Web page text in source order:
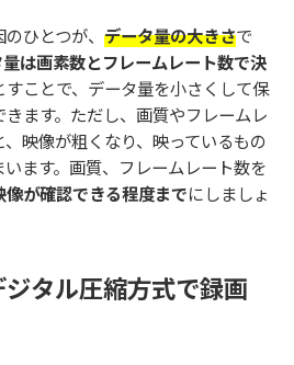
ひとつが、 データ量の大きさで
は画素数とフレームレート数で決
ことで、データ量を小さくして保
ます。ただし、画質やフレームレ
映像が粗くなり、映っているもの
ます。画質、フレームレート数を
像が確認できる程度までにしましょ
タル圧縮方式で録画